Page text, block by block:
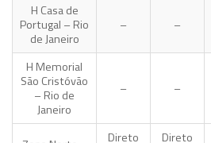
H Casa de
Portugal – Rio
de Janeiro
– –
H Memorial
São Cristóvão
– Rio de
Janeiro
– –
Direto
Direto